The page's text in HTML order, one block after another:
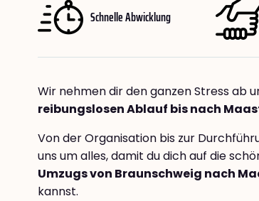
Schnelle Abwicklung
Wir nehmen dir den ganzen Stress ab
reibungslosen Ablauf bis nach
Von der Organisation bis zur
uns um alles, damit du dich auf die
Umzugs von Braunschweig nach
kannst.